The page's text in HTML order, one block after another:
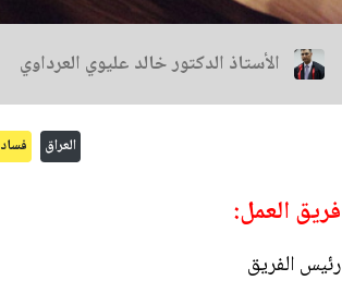
الأستاذ الدكتور خالد عليوي العرداوي
العراق فساد
فريق العمل:
رئيس الفريق